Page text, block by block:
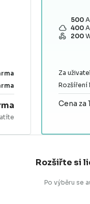
500
cloud 400
webhook 200
Za
Rozšíření
Cena za
Rozšiřte si
Po výběru se